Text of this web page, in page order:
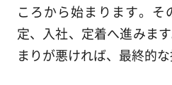
ころから始まります。
定、入社、定着へ進みま
まりが悪ければ、最終的